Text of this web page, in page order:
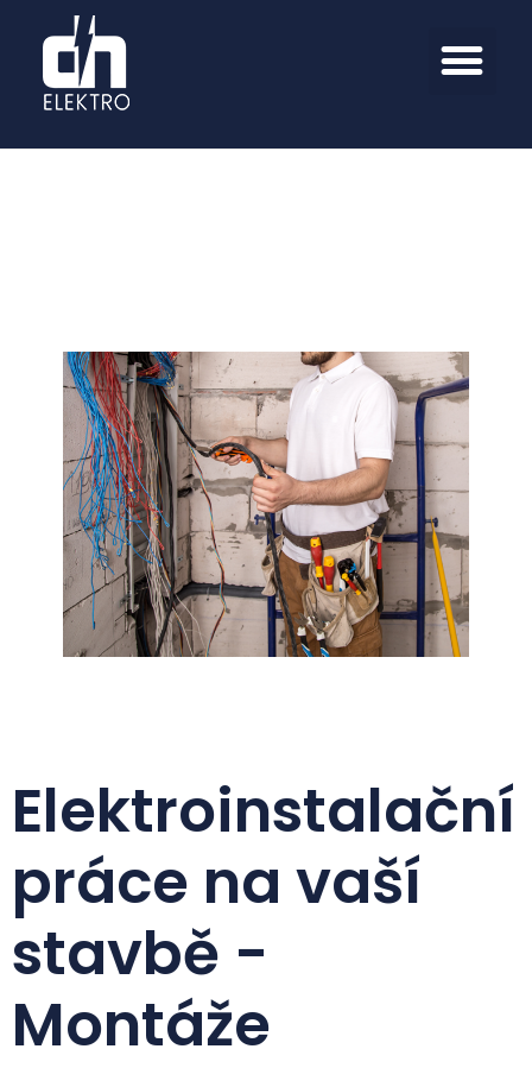
Elektroinstalační
práce na vaší
stavbě -
Montáže